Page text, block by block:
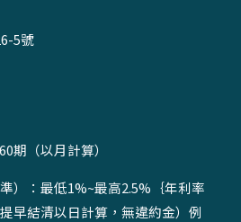
5號
期（以月計算）
）：最低1%~最高2.5%｛年利率
早結清以日計算，無違約金）例